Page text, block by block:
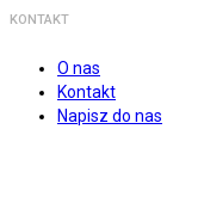
KONTAKT
O nas
Kontakt
Napisz do nas